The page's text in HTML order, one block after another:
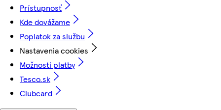
Prístupnosť
Kde dovážame
Poplatok za službu
Nastavenia cookies
Možnosti platby
Tesco.sk
Clubcard